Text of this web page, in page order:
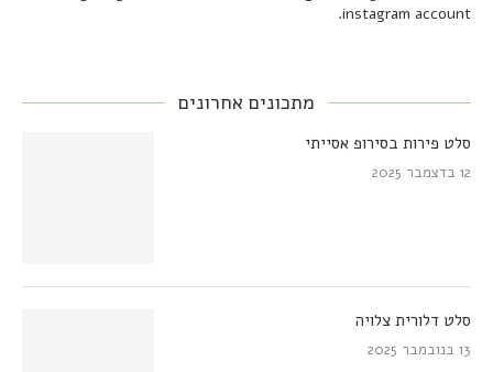
instagram account.
מתכונים אחרונים
סלט פירות בסירופ אסייתי
12 בדצמבר 2025
סלט דלורית צלויה
13 בנובמבר 2025